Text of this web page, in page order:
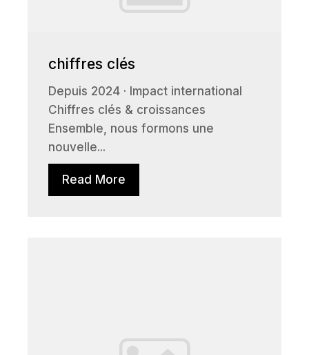
chiffres clés
Depuis 2024 · Impact international
Chiffres clés & croissances
Ensemble, nous formons une
nouvelle...
Read More